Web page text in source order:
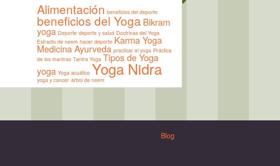
Alimentación beneficios del deporte
beneficios del Yoga Bikram
yoga Deporte deporte y salud Doctrinas del Yoga
Extracto de neem hacer deporte Karma Yoga
Medicina Ayurveda practicar el yoga Práctica
de los mantras Tantra Yoga Tipos de Yoga
yoga Yoga acuático Yoga Nidra
yoga y cancer árbol de neem
Blog